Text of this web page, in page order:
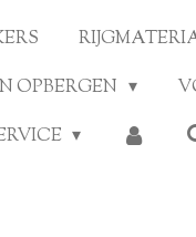
OPBERGEN